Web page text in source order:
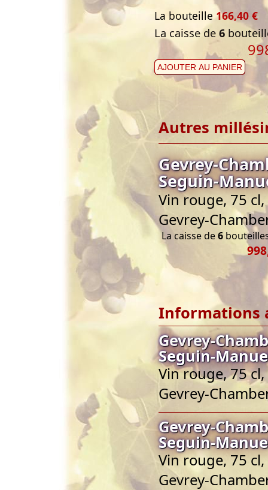
La bouteille 166,40 €
La caisse de 6
AJOUTER AU PANIER
Autres
Gevrey-
Seguin-
Vin rouge, 75
Gevrey-
La caisse de6
Informations
Gevrey-
Seguin-
Vin rouge, 75
Gevrey-
Gevrey-
Seguin-
Vin rouge, 75
Gevrey-